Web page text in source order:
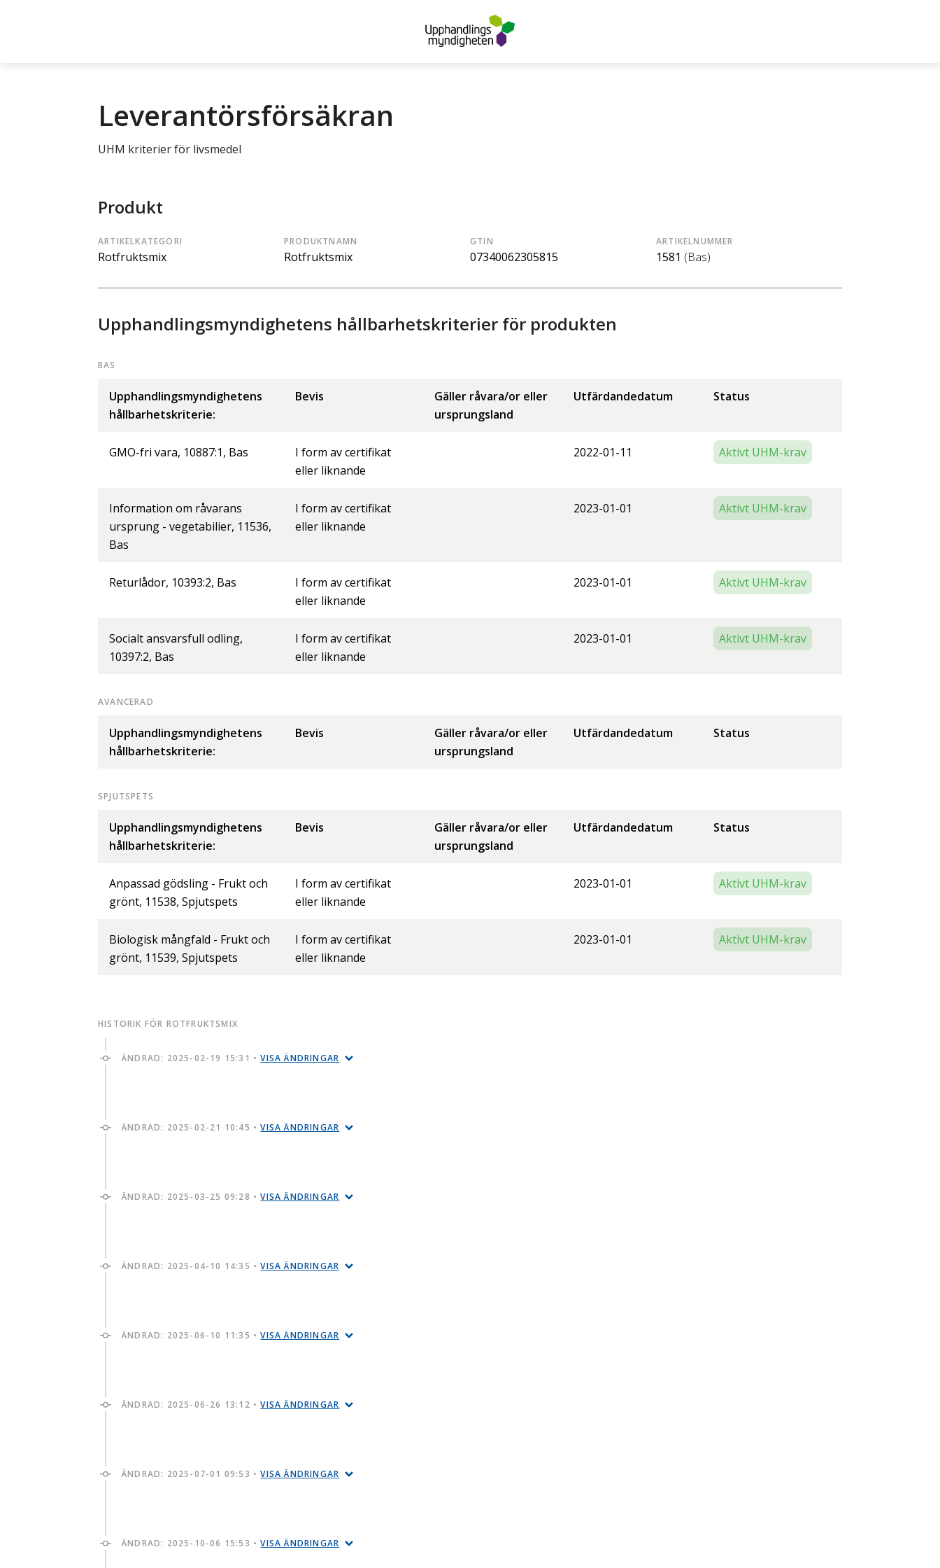
Leverantörsförsäkran
UHM kriterier för livsmedel
Produkt
ARTIKELKATEGORI
Rotfruktsmix
PRODUKTNAMN
Rotfruktsmix
GTIN
07340062305815
ARTIKELNUMMER
1581 (Bas)
Upphandlingsmyndighetens hållbarhetskriterier för produkten
BAS
Upphandlingsmyndighetens
hållbarhetskriterie:
Bevis
Gäller råvara/or eller
ursprungsland
Utfärdandedatum Status
GMO-fri vara, 10887:1, Bas
I form av certifikat
eller liknande
2022-01-11 Aktivt UHM-krav
Information om råvarans
ursprung - vegetabilier, 11536,
Bas
I form av certifikat
eller liknande
2023-01-01 Aktivt UHM-krav
Returlådor, 10393:2, Bas
I form av certifikat
eller liknande
2023-01-01 Aktivt UHM-krav
Socialt ansvarsfull odling,
10397:2, Bas
I form av certifikat
eller liknande
2023-01-01 Aktivt UHM-krav
AVANCERAD
Upphandlingsmyndighetens
hållbarhetskriterie:
Bevis
Gäller råvara/or eller
ursprungsland
Utfärdandedatum Status
SPJUTSPETS
Upphandlingsmyndighetens
hållbarhetskriterie:
Bevis
Gäller råvara/or eller
ursprungsland
Utfärdandedatum Status
Anpassad gödsling - Frukt och
grönt, 11538, Spjutspets
I form av certifikat
eller liknande
2023-01-01 Aktivt UHM-krav
Biologisk mångfald - Frukt och
grönt, 11539, Spjutspets
I form av certifikat
eller liknande
2023-01-01 Aktivt UHM-krav
HISTORIK FÖR ROTFRUKTSMIX
ÄNDRAD: 2025-02-19 15:31 •VISA ÄNDRINGAR
ÄNDRAD: 2025-02-21 10:45 •VISA ÄNDRINGAR
ÄNDRAD: 2025-03-25 09:28 •VISA ÄNDRINGAR
ÄNDRAD: 2025-04-10 14:35 •VISA ÄNDRINGAR
ÄNDRAD: 2025-06-10 11:35 •VISA ÄNDRINGAR
ÄNDRAD: 2025-06-26 13:12 •VISA ÄNDRINGAR
ÄNDRAD: 2025-07-01 09:53 •VISA ÄNDRINGAR
ÄNDRAD: 2025-10-06 15:53 •VISA ÄNDRINGAR